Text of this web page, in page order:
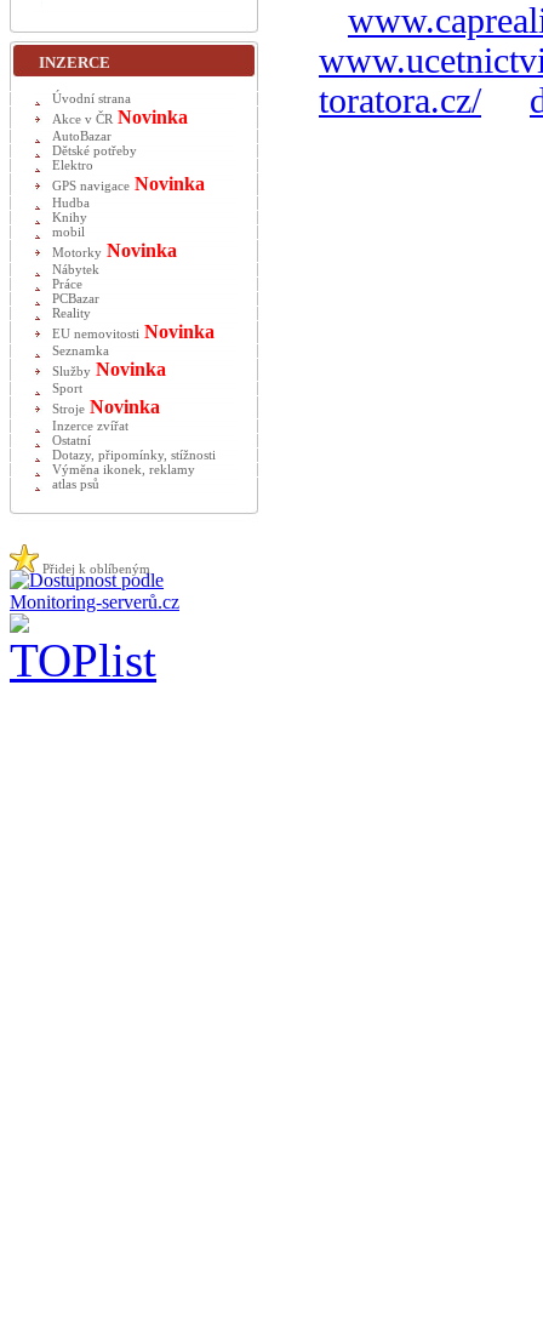
toratora.cz/
INZERCE
Úvodní strana
Akce v ČR Novinka
AutoBazar
Dětské potřeby
Elektro
GPS navigace Novinka
Hudba
Knihy
mobil
Motorky Novinka
Nábytek
Práce
PCBazar
Reality
EU nemovitosti Novinka
Seznamka
Služby Novinka
Sport
Stroje Novinka
Inzerce zvířat
Ostatní
Dotazy, připomínky, stížnosti
Výměna ikonek, reklamy
atlas psů
Přidej k oblíbeným